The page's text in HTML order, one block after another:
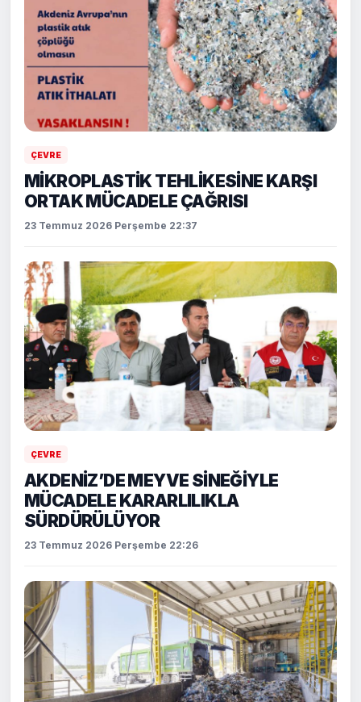
ÇEVRE
MİKROPLASTİK TEHLİKESİNE KARŞI
ORTAK MÜCADELE ÇAĞRISI
23 Temmuz 2026 Perşembe 22:37
ÇEVRE
AKDENİZ’DE MEYVE SİNEĞİYLE
MÜCADELE KARARLILIKLA
SÜRDÜRÜLÜYOR
23 Temmuz 2026 Perşembe 22:26